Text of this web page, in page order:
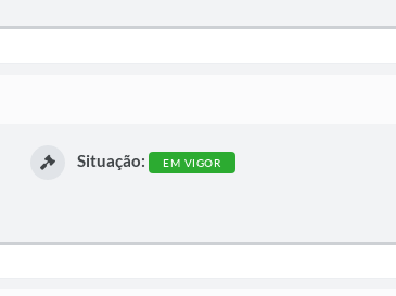
Situação: EM VIGOR